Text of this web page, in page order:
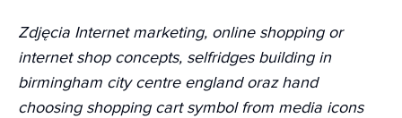
Zdjęcia Internet marketing, online shopping or
internet shop concepts, selfridges building in
birmingham city centre england oraz hand
choosing shopping cart symbol from media icons